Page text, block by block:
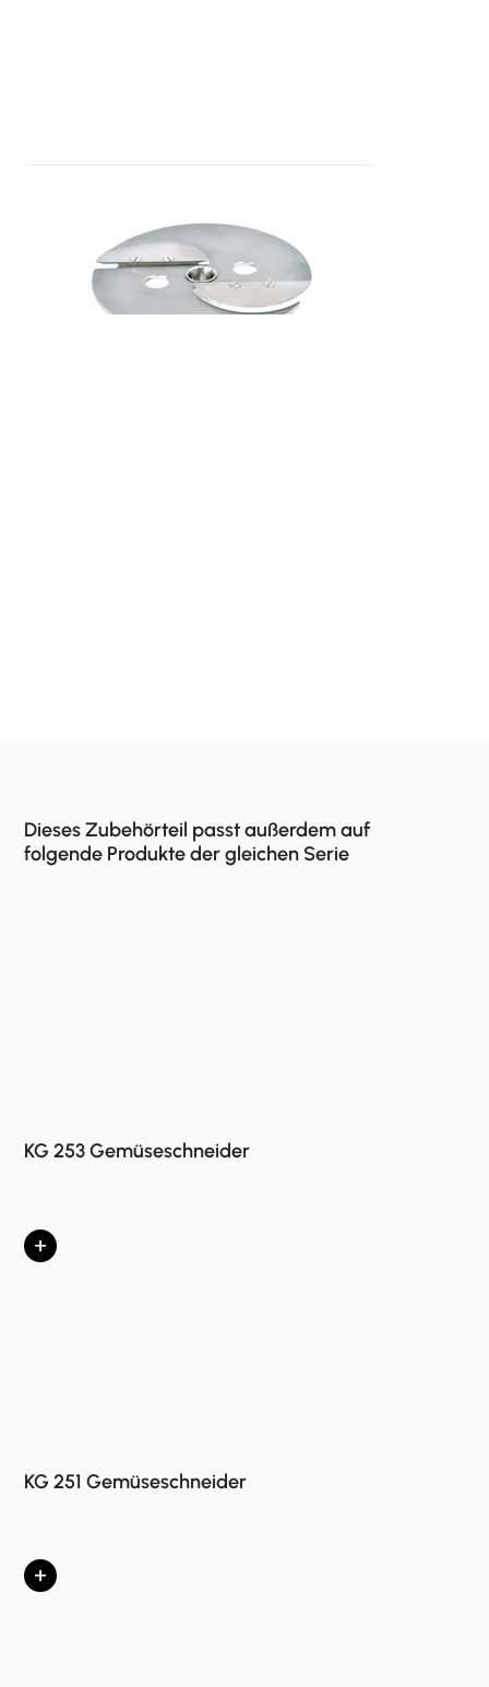
Dieses Zubehörteil passt außerdem auf
folgende Produkte der gleichen Serie
KG 253 Gemüseschneider
+
KG 251 Gemüseschneider
+